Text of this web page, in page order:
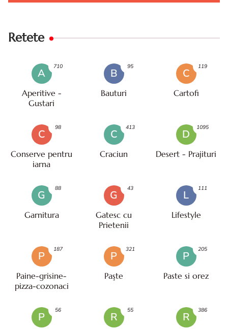
Retete
A
Aperitive -
Gustari
710
B
Bauturi
95
C
Cartofi
119
C
Conserve pentru
iarna
98
C
Craciun
413
D
Desert - Prajituri
1095
G
Garnitura
88
G
Gatesc cu
Prietenii
43
L
Lifestyle
111
P
Paine-grisine-
pizza-cozonaci
187
P
Paşte
321
P
Paste si orez
205
P
56
R
55
R
386